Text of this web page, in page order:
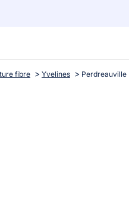
fibre Yvelines Perdreauville